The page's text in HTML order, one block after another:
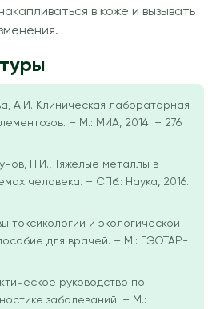
в коже и вызывать
А.И. Клиническая лабораторная
– М.: МИА, 2014. – 276
Н.И., Тяжелые металлы в
человека. – СПб.: Наука, 2016.
токсикологии и экологической
для врачей. – М.: ГЭОТАР-
руководство по
заболеваний. – М.: